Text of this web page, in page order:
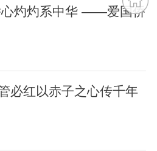
心灼灼系中华 ——爱国侨
必红以赤子之心传千年